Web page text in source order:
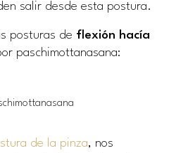
salir desde esta postura.
posturas de flexión hacía
paschimottanasana:
de la pinza, nos